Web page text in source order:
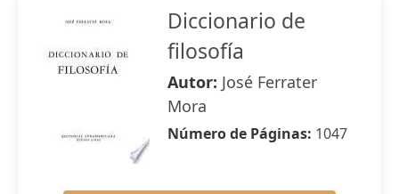
Diccionario de
filosofía
Autor: José Ferrater
Mora
Número de Páginas: 1047